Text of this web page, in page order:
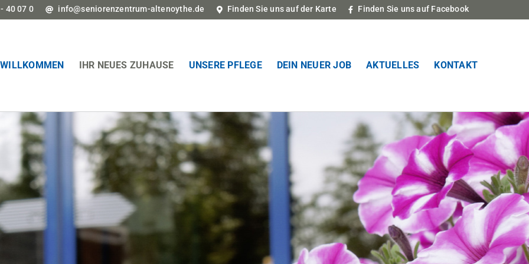
40 07 0 info@seniorenzentrum-altenoythe.de Finden Sie uns auf der Karte Finden Sie uns auf Facebook
WILLKOMMEN IHR NEUES ZUHAUSE UNSERE PFLEGE DEIN NEUER JOB AKTUELLES KONTAKT